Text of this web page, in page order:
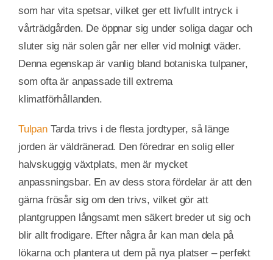
som har vita spetsar, vilket ger ett livfullt intryck i
vårträdgården. De öppnar sig under soliga dagar och
sluter sig när solen går ner eller vid molnigt väder.
Denna egenskap är vanlig bland botaniska tulpaner,
som ofta är anpassade till extrema
klimatförhållanden.
TulpanTarda trivs i de flesta jordtyper, så länge
jorden är väldränerad. Den föredrar en solig eller
halvskuggig växtplats, men är mycket
anpassningsbar. En av dess stora fördelar är att den
gärna frösår sig om den trivs, vilket gör att
plantgruppen långsamt men säkert breder ut sig och
blir allt frodigare. Efter några år kan man dela på
lökarna och plantera ut dem på nya platser – perfekt